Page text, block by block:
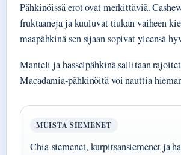
Pähkinöissä erot ovat merkittäviä.
fruktaaneja ja kuuluvat tiukan vaiheen
maapähkinä sen sijaan sopivat yleensä
Manteli ja hasselpähkinä sallitaan
Macadamia-pähkinöitä voi nauttia
MUISTA SIEMENET
Chia-siemenet, kurpitsansiemenet ja